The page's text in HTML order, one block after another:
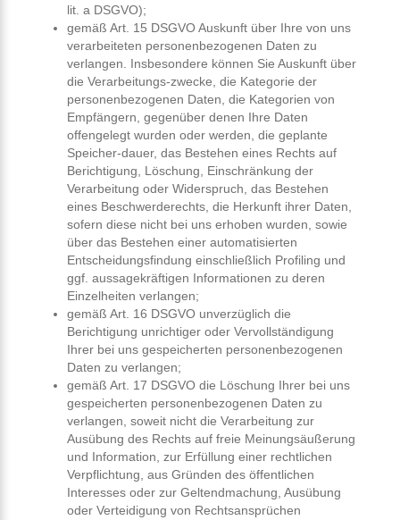
lit. a DSGVO);
gemäß Art. 15 DSGVO Auskunft über Ihre von uns
verarbeiteten personenbezogenen Daten zu
verlangen. Insbesondere können Sie Auskunft über
die Verarbeitungs-zwecke, die Kategorie der
personenbezogenen Daten, die Kategorien von
Empfängern, gegenüber denen Ihre Daten
offengelegt wurden oder werden, die geplante
Speicher-dauer, das Bestehen eines Rechts auf
Berichtigung, Löschung, Einschränkung der
Verarbeitung oder Widerspruch, das Bestehen
eines Beschwerderechts, die Herkunft ihrer Daten,
sofern diese nicht bei uns erhoben wurden, sowie
über das Bestehen einer automatisierten
Entscheidungsfindung einschließlich Profiling und
ggf. aussagekräftigen Informationen zu deren
Einzelheiten verlangen;
gemäß Art. 16 DSGVO unverzüglich die
Berichtigung unrichtiger oder Vervollständigung
Ihrer bei uns gespeicherten personenbezogenen
Daten zu verlangen;
gemäß Art. 17 DSGVO die Löschung Ihrer bei uns
gespeicherten personenbezogenen Daten zu
verlangen, soweit nicht die Verarbeitung zur
Ausübung des Rechts auf freie Meinungsäußerung
und Information, zur Erfüllung einer rechtlichen
Verpflichtung, aus Gründen des öffentlichen
Interesses oder zur Geltendmachung, Ausübung
oder Verteidigung von Rechtsansprüchen